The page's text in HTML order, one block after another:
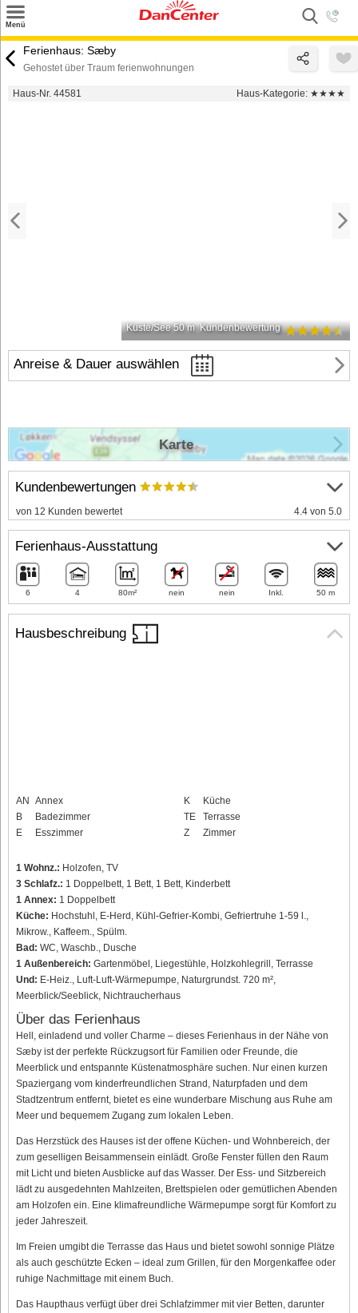
Menü
Suchen
Ferienhaus: Sæby
Gehostet über Traum ferienwohnungen
Haus-Nr. 44581 Haus-Kategorie: ★★★★
Küste/See 50 m Kundenbewertung
Anreise & Dauer auswählen
Hausbeschreibung
AN
Annex
B
Badezimmer
E
Esszimmer
K
Küche
TE
Terrasse
Z
Zimmer
1 Wohnz.: Holzofen, TV
3 Schlafz.: 1 Doppelbett, 1 Bett, 1 Bett, Kinderbett
1 Annex: 1 Doppelbett
Küche: Hochstuhl, E-Herd, Kühl-Gefrier-Kombi, Gefriertruhe 1-59 l.,
Mikrow., Kaffeem., Spülm.
Bad: WC, Waschb., Dusche
1 Außenbereich: Gartenmöbel, Liegestühle, Holzkohlegrill, Terrasse
Und: E-Heiz., Luft-Luft-Wärmepumpe, Naturgrundst. 720 m²,
Meerblick/Seeblick, Nichtraucherhaus
Über das Ferienhaus
Hell, einladend und voller Charme – dieses Ferienhaus in der Nähe von
Sæby ist der perfekte Rückzugsort für Familien oder Freunde, die
Meerblick und entspannte Küstenatmosphäre suchen. Nur einen kurzen
Spaziergang vom kinderfreundlichen Strand, Naturpfaden und dem
Stadtzentrum entfernt, bietet es eine wunderbare Mischung aus Ruhe am
Meer und bequemem Zugang zum lokalen Leben.
Das Herzstück des Hauses ist der offene Küchen- und Wohnbereich, der
zum geselligen Beisammensein einlädt. Große Fenster füllen den Raum
mit Licht und bieten Ausblicke auf das Wasser. Der Ess- und Sitzbereich
lädt zu ausgedehnten Mahlzeiten, Brettspielen oder gemütlichen Abenden
am Holzofen ein. Eine klimafreundliche Wärmepumpe sorgt für Komfort zu
jeder Jahreszeit.
Im Freien umgibt die Terrasse das Haus und bietet sowohl sonnige Plätze
als auch geschützte Ecken – ideal zum Grillen, für den Morgenkaffee oder
ruhige Nachmittage mit einem Buch.
Das Haupthaus verfügt über drei Schlafzimmer mit vier Betten, darunter
Kundenbewertungen
von 12 Kunden bewertet 4.4 von 5.0
Ferienhaus-Ausstattung
6 4 80m² nein nein Inkl. 50 m
Karte